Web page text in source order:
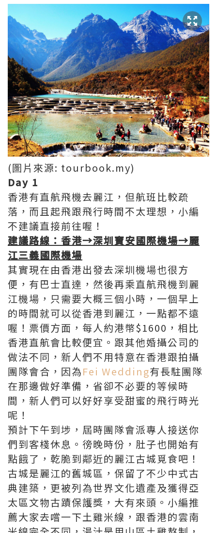
(圖片來源: tourbook.my)
Day 1
香港有直航飛機去麗江，但航班比較疏
落，而且起飛跟飛行時間不太理想，小編
不建議直接前往喔！
建議路線：香港→深圳寶安國際機場→麗
江三義國際機場
其實現在由香港出發去深圳機場也很方
便，有巴士直達，然後再乘直航飛機到麗
江機場，只需要大概三個小時，一個早上
的時間就可以從香港到麗江，一點都不遠
喔！票價方面，每人約港幣$1600，相比
香港直航會比較便宜。跟其他婚攝公司的
做法不同，新人們不用特意在香港跟拍攝
團隊會合，因為Fei Wedding有長駐團隊
在那邊做好準備，省卻不必要的等候時
間，新人們可以好好享受甜蜜的飛行時光
呢！
預計下午到埗，屆時團隊會派專人接送你
們到客棧休息。徬晚時份，肚子也開始有
點餓了，乾脆到鄰近的麗江古城覓食吧！
古城是麗江的舊城區，保留了不少中式古
典建築，更被列為世界文化遺產及獲得亞
太區文物古蹟保護獎，大有來頭。小編推
薦大家去嚐一下土雞米線，跟香港的雲南